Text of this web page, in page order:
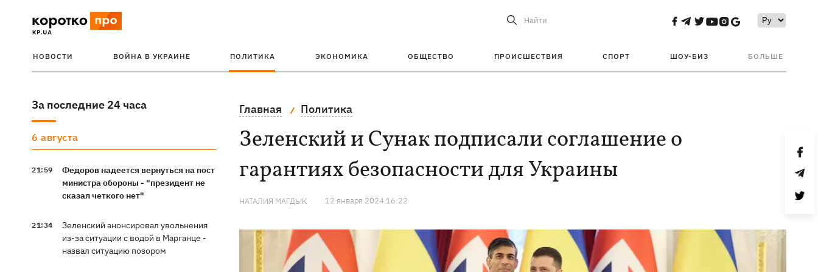
Найти
НОВОСТИ ВОЙНА В УКРАИНЕ ПОЛИТИКА ЭКОНОМИКА ОБЩЕСТВО ПРОИСШЕСТВИЯ СПОРТ ШОУ-БИЗ БОЛЬШЕ
За последние 24 часа
6 августа
21:59
Федоров надеется вернуться на пост
министра обороны - "президент не
сказал четкого нет"
21:34
Зеленский анонсировал увольнения
из-за ситуации с водой в Марганце -
назвал ситуацию позором
Главная Политика
Зеленский и Сунак подписали соглашение о
гарантиях безопасности для Украины
НАТАЛИЯ МАГДЫК 12 января 2024 16:22